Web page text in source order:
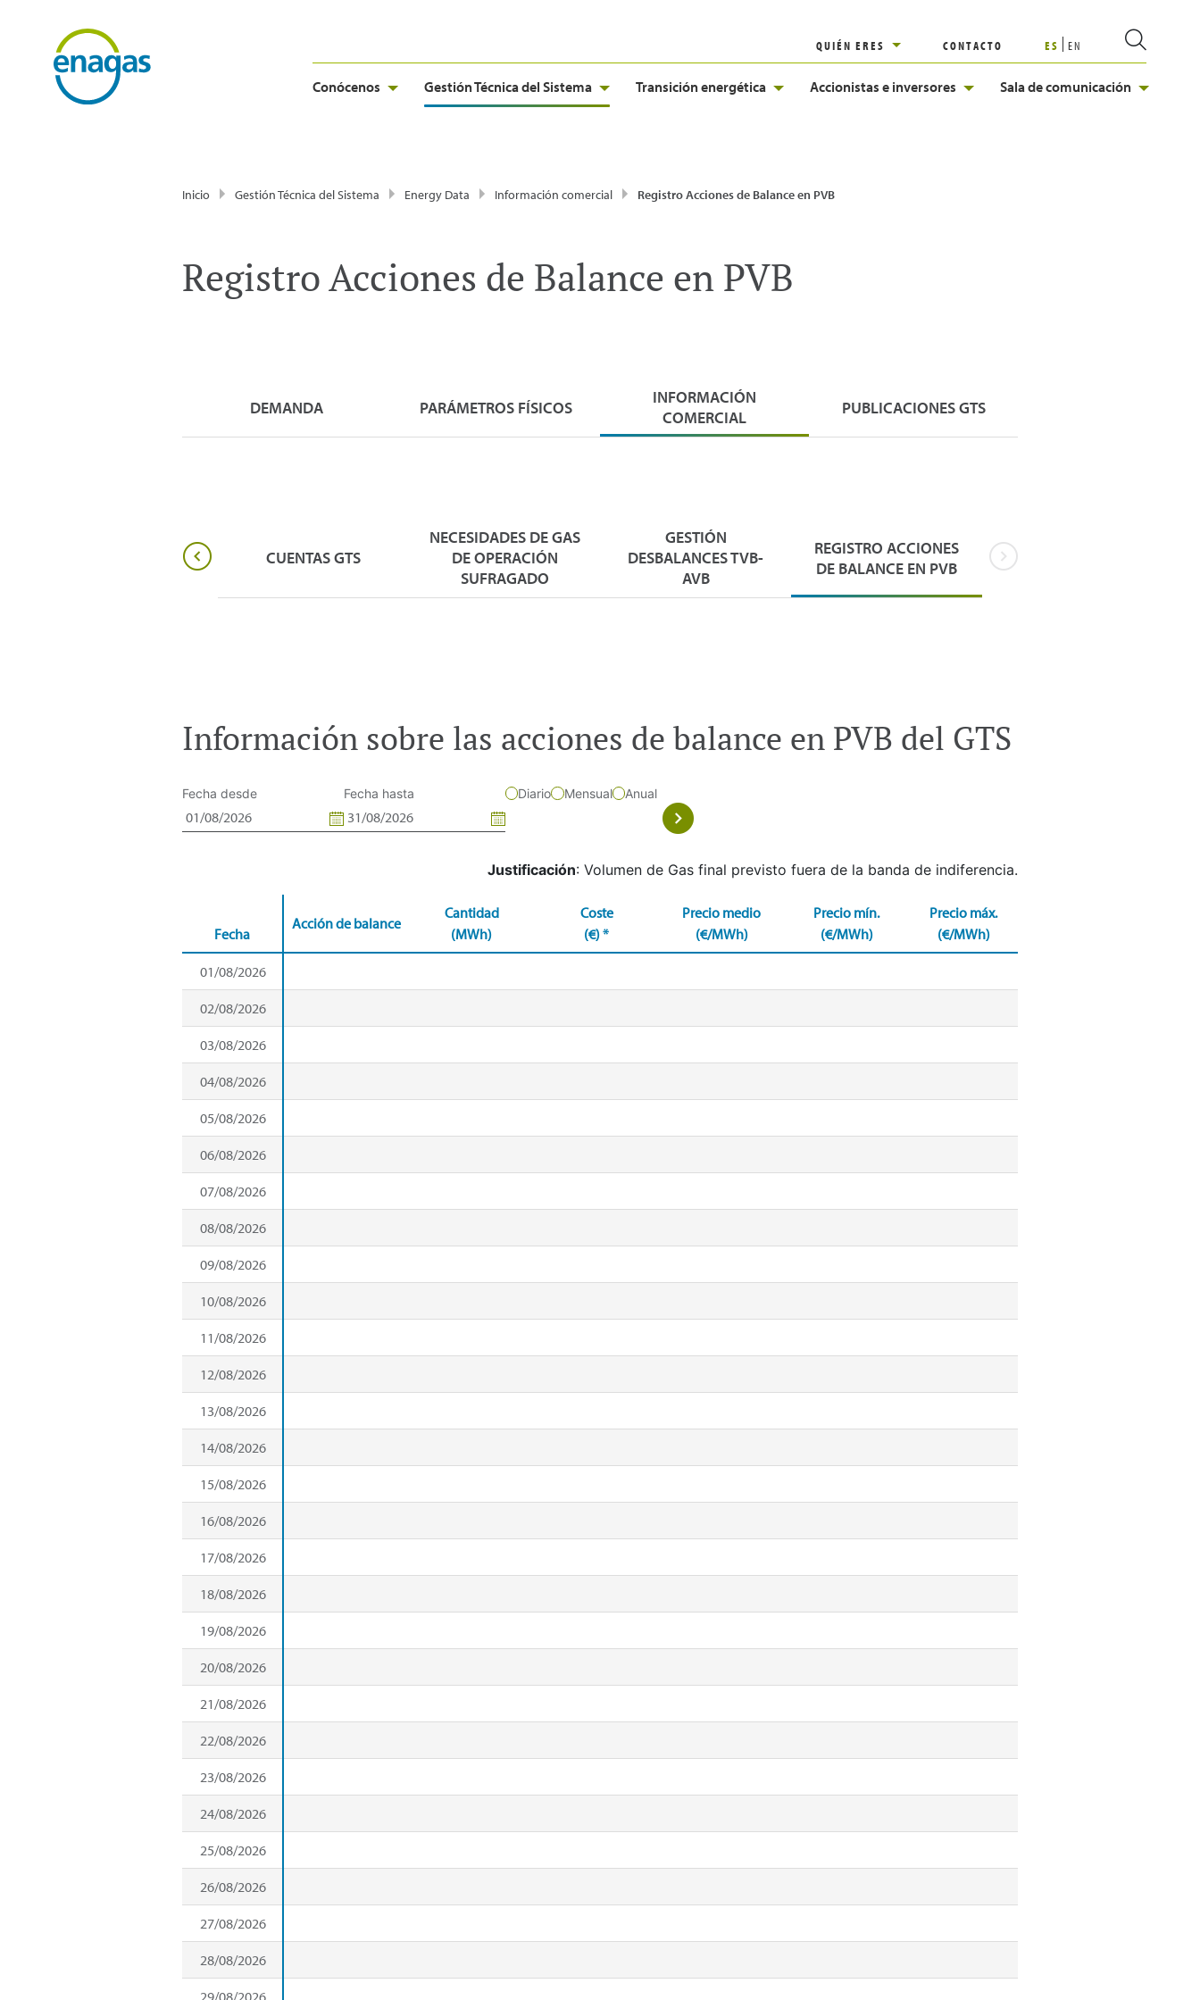
QUIÉN ERES CONTACTO ES EN
Conócenos Gestión Técnica del Sistema Transición energética Accionistas e inversores Sala de comunicación
Inicio Gestión Técnica del Sistema Energy Data Información comercial Registro Acciones de Balance en PVB
Registro Acciones de Balance en PVB
DEMANDA PARÁMETROS FÍSICOS
INFORMACIÓN
COMERCIAL
PUBLICACIONES GTS
CUENTAS GTS
NECESIDADES DE GAS
DE OPERACIÓN
SUFRAGADO
GESTIÓN
DESBALANCES TVB-
AVB
REGISTRO ACCIONES
DE BALANCE EN PVB
Información sobre las acciones de balance en PVB del GTS
Fecha desde Fecha hasta Diario Mensual Anual
Justificación: Volumen de Gas final previsto fuera de la banda de indiferencia.
Fecha
Acción de balance
Cantidad
(MWh)
Coste
(€) *
Precio medio
(€/MWh)
Precio mín.
(€/MWh)
Precio máx.
(€/MWh)
01/08/2026
02/08/2026
03/08/2026
04/08/2026
05/08/2026
06/08/2026
07/08/2026
08/08/2026
09/08/2026
10/08/2026
11/08/2026
12/08/2026
13/08/2026
14/08/2026
15/08/2026
16/08/2026
17/08/2026
18/08/2026
19/08/2026
20/08/2026
21/08/2026
22/08/2026
23/08/2026
24/08/2026
25/08/2026
26/08/2026
27/08/2026
28/08/2026
29/08/2026